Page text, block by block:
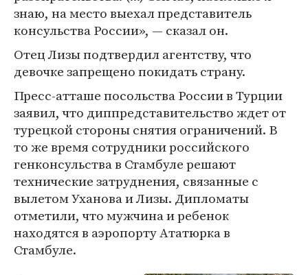
знаю, на место выехал представитель
консульства России», — сказал он.
Отец Лизы подтвердил агентству, что
девочке запрещено покидать страну.
Пресс-атташе посольства России в Турции
заявил, что диппредставительство ждет от
турецкой стороны снятия ограничений. В
то же время сотрудники российского
генконсульства в Стамбуле решают
технические затруднения, связанные с
вылетом Уханова и Лизы. Дипломаты
отметили, что мужчина и ребенок
находятся в аэропорту Ататюрка в
Стамбуле.